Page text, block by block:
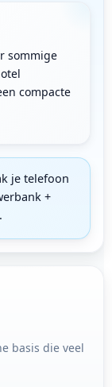
sommige
compacte
je telefoon
+
.
basis die veel